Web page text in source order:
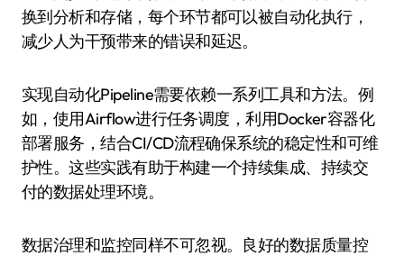
换到分析和存储，每个环节都可以被自动化执行，
减少人为干预带来的错误和延迟。
实现自动化Pipeline需要依赖一系列工具和方法。例
如，使用Airflow进行任务调度，利用Docker容器化
部署服务，结合CI/CD流程确保系统的稳定性和可维
护性。这些实践有助于构建一个持续集成、持续交
付的数据处理环境。
数据治理和监控同样不可忽视。良好的数据质量控